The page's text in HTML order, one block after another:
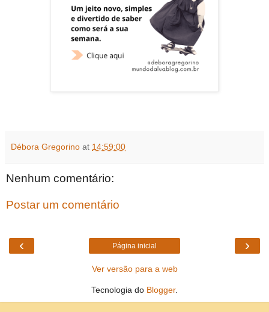
Débora Gregorino at 14:59:00
Nenhum comentário:
Postar um comentário
‹ ›
Página inicial
Ver versão para a web
Tecnologia do Blogger.